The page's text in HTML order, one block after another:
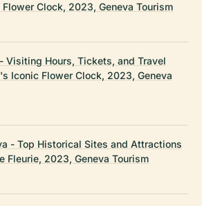
Clock, 2023, Geneva Tourism
Visiting Hours, Tickets, and Travel
Iconic Flower Clock, 2023, Geneva
- Top Historical Sites and Attractions
Fleurie, 2023, Geneva Tourism